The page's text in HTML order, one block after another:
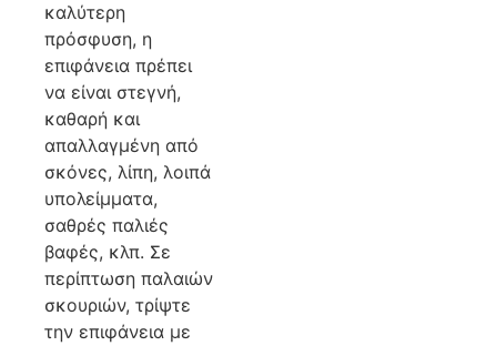
καλύτερη
πρόσφυση, η
επιφάνεια πρέπει
να είναι στεγνή,
καθαρή και
απαλλαγμένη από
σκόνες, λίπη, λοιπά
υπολείμματα,
σαθρές παλιές
βαφές, κλπ. Σε
περίπτωση παλαιών
σκουριών, τρίψτε
την επιφάνεια με